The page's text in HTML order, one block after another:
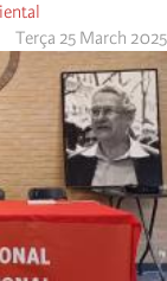
Terça 25 March 2025